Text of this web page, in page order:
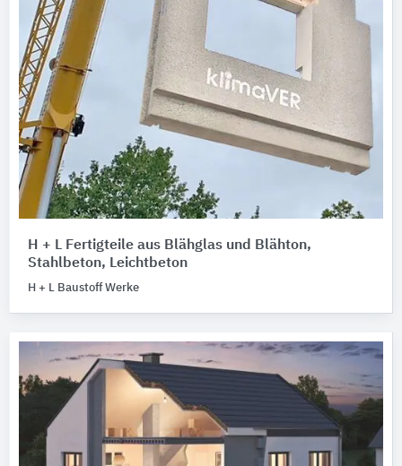
H + L Fertigteile aus Blähglas und Blähton,
Stahlbeton, Leichtbeton
H + L Baustoff Werke